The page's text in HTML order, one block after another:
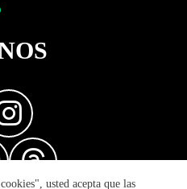
usted acepta que las